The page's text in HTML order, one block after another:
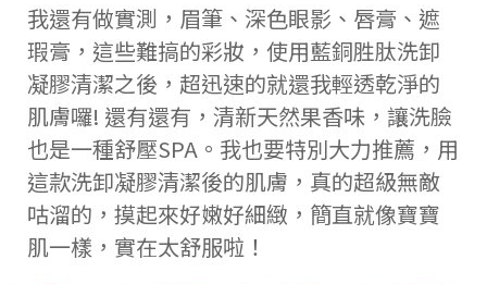
我還有做實測，眉筆、深色眼影、唇膏、遮
瑕膏，這些難搞的彩妝，使用藍銅胜肽洗卸
凝膠清潔之後，超迅速的就還我輕透乾淨的
肌膚囉! 還有還有，清新天然果香味，讓洗臉
也是一種舒壓SPA。我也要特別大力推薦，用
這款洗卸凝膠清潔後的肌膚，真的超級無敵
咕溜的，摸起來好嫩好細緻，簡直就像寶寶
肌一樣，實在太舒服啦！